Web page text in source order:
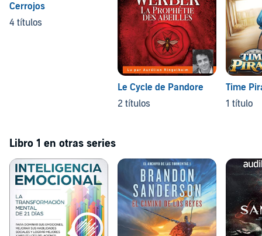
Cerrojos
4 títulos
Le Cycle de Pandore
2 títulos
Time
1 título
Libro 1 en otras series